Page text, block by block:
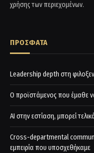
χρήσης των περιεχομένων.
ΠΡΟΣΦΑΤΑ
Leadership depth στη
Ο προϊστάμενος που έμαθε
AI στην εστίαση, μπορεί
Cross-departmental
εμπειρία που υποσχεθήκαμε